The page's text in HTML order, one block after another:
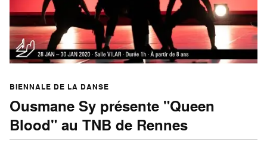
BIENNALE DE LA DANSE
Ousmane Sy présente "Queen
Blood" au TNB de Rennes